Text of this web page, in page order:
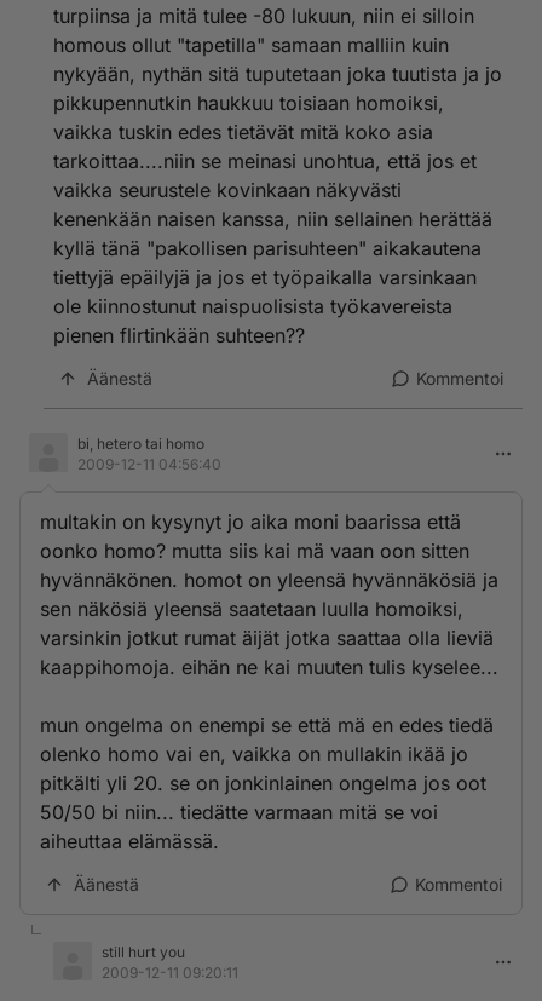
johtopäätöksiä? mutjoo, ehkä mä vaan olen
homomainen mitä se sitten ikinä tarkoittaakaan.. mä
haluisin tietää et luullaanko muitakin homoiksi vaikkei
ne olis ja et onko se yleinen ilmiö? ja vielä
selvennykseksi ettei mun mielipide homoista ole
negatiivinen, koko juttu on okei. ja senkin takia
haluaisin käsitellä tätä asiaa, koska enhän halua antaa
itsestäni väärää kuvaa. tällä hetkellä mä teen ilmeisesti
jotain väärin että mua luullaan homoksi, eli tarkoitan,
että tietenkin ihminen haluaa antaa itsestään oikean
kuvan. tottakai asia on niin että ihan sama mitä muut
luulee, mutta haluan vaan tietää miksi ne luulee, tosi
outoa? luultiinkohan 80 luvulla ihmisiä harvemmin
homoiksi kuin nykyään ja jos luultiin, niin mikäköhän
turpiinsa ja mitä tulee -80 lukuun, niin ei silloin
homous ollut "tapetilla" samaan malliin kuin
nykyään, nythän sitä tuputetaan joka tuutista ja jo
pikkupennutkin haukkuu toisiaan homoiksi,
vaikka tuskin edes tietävät mitä koko asia
tarkoittaa....niin se meinasi unohtua, että jos et
vaikka seurustele kovinkaan näkyvästi
kenenkään naisen kanssa, niin sellainen herättää
kyllä tänä "pakollisen parisuhteen" aikakautena
tiettyjä epäilyjä ja jos et työpaikalla varsinkaan
ole kiinnostunut naispuolisista työkavereista
pienen flirtinkään suhteen??
Äänestä Kommentoi
bi, hetero tai homo
2009-12-11 04:56:40
multakin on kysynyt jo aika moni baarissa että
oonko homo? mutta siis kai mä vaan oon sitten
hyvännäkönen. homot on yleensä hyvännäkösiä ja
sen näkösiä yleensä saatetaan luulla homoiksi,
varsinkin jotkut rumat äijät jotka saattaa olla lieviä
kaappihomoja. eihän ne kai muuten tulis kyselee...
mun ongelma on enempi se että mä en edes tiedä
olenko homo vai en, vaikka on mullakin ikää jo
pitkälti yli 20. se on jonkinlainen ongelma jos oot
50/50 bi niin... tiedätte varmaan mitä se voi
aiheuttaa elämässä.
Äänestä Kommentoi
still hurt you
2009-12-11 09:20:11